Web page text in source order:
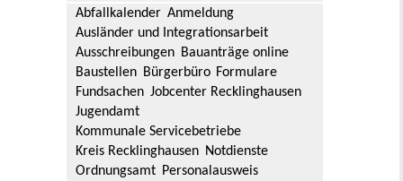
Abfallkalender Anmeldung
Ausländer und Integrationsarbeit
Ausschreibungen Bauanträge online
Baustellen Bürgerbüro Formulare
Fundsachen Jobcenter Recklinghausen
Jugendamt
Kommunale Servicebetriebe
Kreis Recklinghausen Notdienste
Ordnungsamt Personalausweis